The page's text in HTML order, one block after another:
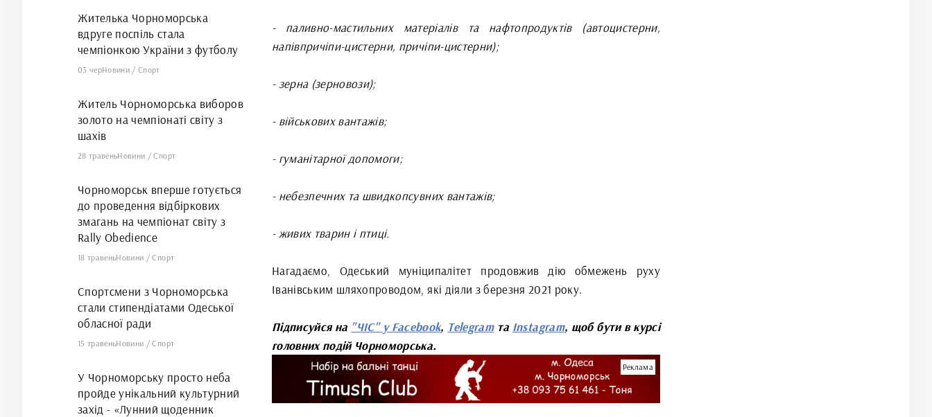
- паливно-мастильних матеріалів та нафтопродуктів (автоцистерни,
напівпричіпи-цистерни, причіпи-цистерни);
- зерна (зерновози);
- військових вантажів;
- гуманітарної допомоги;
- небезпечних та швидкопсувних вантажів;
- живих тварин і птиці.
Нагадаємо, Одеський муніципалітет продовжив дію обмежень руху
Іванівським шляхопроводом, які діяли з березня 2021 року.
Підписуйся на "ЧІС" у Facebook, Telegram та Instagram, щоб бути в курсі
головних подій Чорноморська.
Реклама
Жителька Чорноморська
вдруге поспіль стала
чемпіонкою України з футболу
03 черНовини /Спорт
Житель Чорноморська виборов
золото на чемпіонаті світу з
шахів
28 травеньНовини /Спорт
Чорноморськ вперше готується
до проведення відбіркових
змагань на чемпіонат світу з
Rally Obedience
18 травеньНовини /Спорт
Спортсмени з Чорноморська
стали стипендіатами Одеської
обласної ради
15 травеньНовини /Спорт
У Чорноморську просто неба
пройде унікальний культурний
захід - «Лунний щоденник